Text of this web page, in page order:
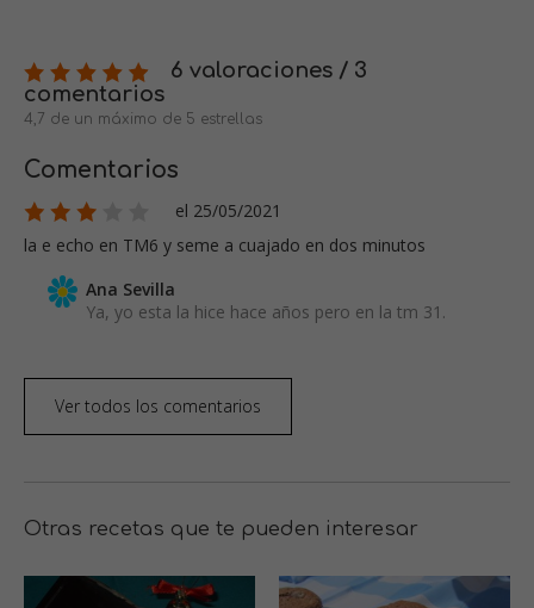
6 valoraciones / 3
comentarios
4,7 de un máximo de 5 estrellas
Comentarios
el 25/05/2021
la e echo en TM6 y seme a cuajado en dos minutos
Ana Sevilla
Ya, yo esta la hice hace años pero en la tm 31.
Ver todos los comentarios
Otras recetas que te pueden interesar